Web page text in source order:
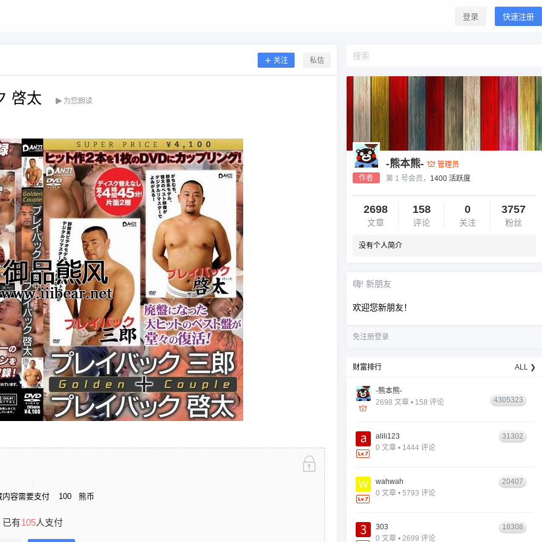
登录 快速注册
关注 私信
啓太 为您朗读
内容需要支付 100 熊币
已有105人支付
作者
-熊本熊-
管理员
第 1 号会员， 1400 活跃度
2698
文章
158
评论
0
关注
3757
粉丝
没有个人简介
嗨! 新朋友
欢迎您新朋友！
免注册登录
财富排行 ALL ❯
-熊本熊-
2698 文章 • 158 评论
4305323
alili123
0 文章 • 1444 评论
31302
wahwah
0 文章 • 5793 评论
20407
303
0 文章 • 2699 评论
18308